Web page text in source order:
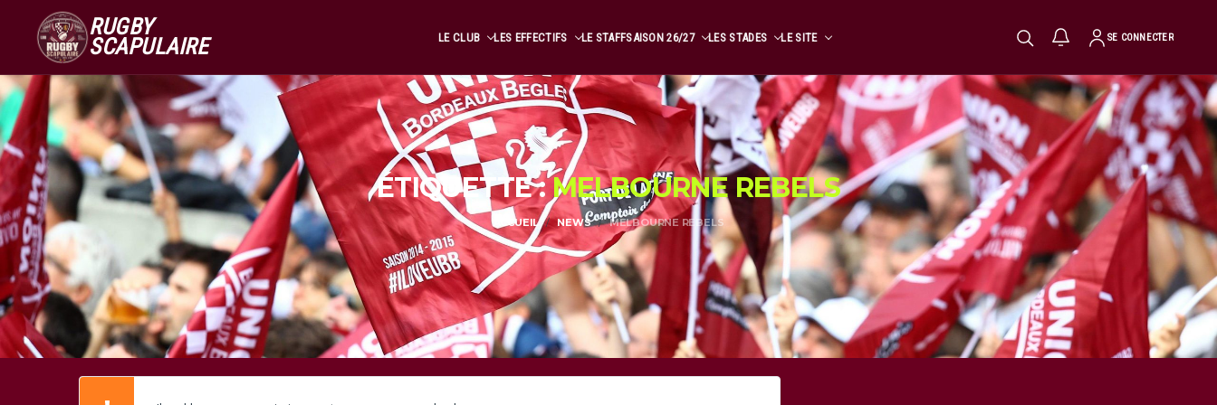
RUGBY
SCAPULAIRE LE CLUB LES EFFECTIFS LE STAFFSAISON 26/27 LES STADES LE SITE SE CONNECTER
ÉTIQUETTE :MELBOURNE REBELS
ACCUEIL NEWS MELBOURNE REBELS